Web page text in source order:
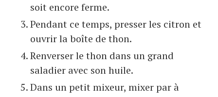
soit encore ferme.
Pendant ce temps, presser les citron et
ouvrir la boîte de thon.
Renverser le thon dans un grand
saladier avec son huile.
Dans un petit mixeur, mixer par à